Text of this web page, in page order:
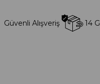
Güvenli Alışveriş 14